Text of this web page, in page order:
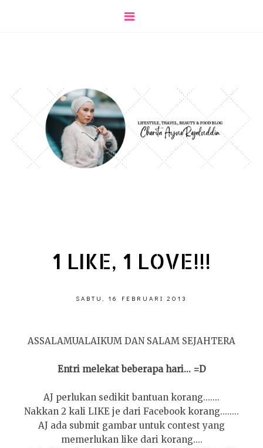
1 LIKE, 1 LOVE!!!
SABTU, 16 FEBRUARI 2013
ASSALAMUALAIKUM DAN SALAM SEJAHTERA
Entri melekat beberapa hari... =D
AJ perlukan sedikit bantuan korang.......
Nakkan 2 kali LIKE je dari Facebook korang........
AJ ada submit gambar untuk contest yang
memerlukan like dari korang....